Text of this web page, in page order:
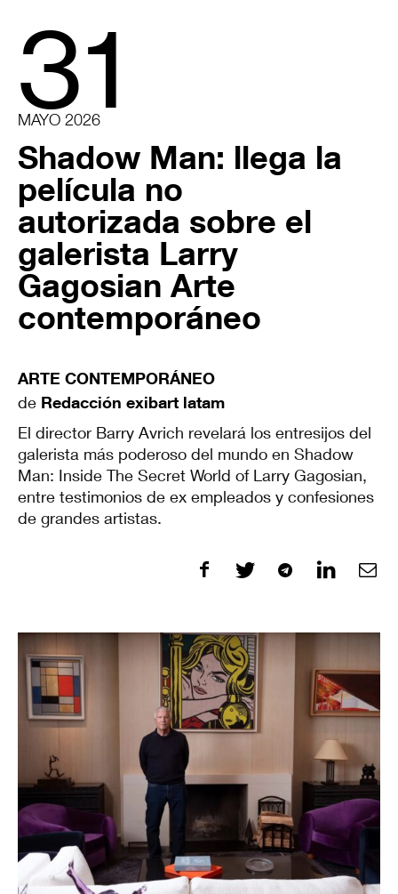
31
MAYO 2026
Shadow Man: llega la
película no
autorizada sobre el
galerista Larry
Gagosian Arte
contemporáneo
ARTE CONTEMPORÁNEO
de Redacción exibart latam
El director Barry Avrich revelará los entresijos del
galerista más poderoso del mundo en Shadow
Man: Inside The Secret World of Larry Gagosian,
entre testimonios de ex empleados y confesiones
de grandes artistas.